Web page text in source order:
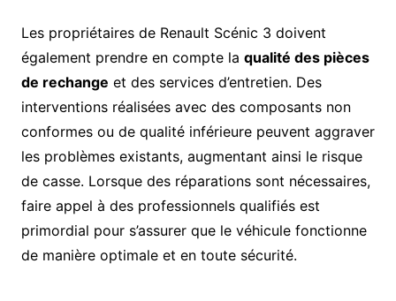
Les propriétaires de Renault Scénic 3 doivent
également prendre en compte la qualité des pièces
de rechange et des services d’entretien. Des
interventions réalisées avec des composants non
conformes ou de qualité inférieure peuvent aggraver
les problèmes existants, augmentant ainsi le risque
de casse. Lorsque des réparations sont nécessaires,
faire appel à des professionnels qualifiés est
primordial pour s’assurer que le véhicule fonctionne
de manière optimale et en toute sécurité.